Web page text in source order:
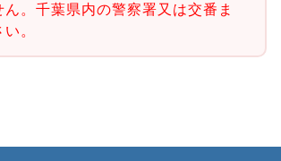
ん。千葉県内の警察署又は交番ま
。